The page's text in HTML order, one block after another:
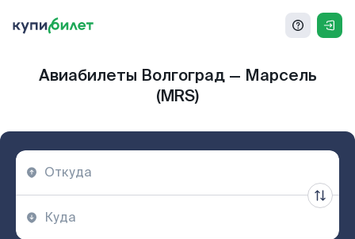
Авиабилеты Волгоград — Марсель
(MRS)